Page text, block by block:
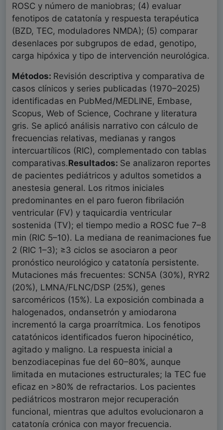
ROSC y número de maniobras; (4) evaluar
fenotipos de catatonía y respuesta terapéutica
(BZD, TEC, moduladores NMDA); (5) comparar
desenlaces por subgrupos de edad, genotipo,
carga hipóxica y tipo de intervención neurológica.
Métodos: Revisión descriptiva y comparativa de
casos clínicos y series publicadas (1970–2025)
identificadas en PubMed/MEDLINE, Embase,
Scopus, Web of Science, Cochrane y literatura
gris. Se aplicó análisis narrativo con cálculo de
frecuencias relativas, medianas y rangos
intercuartílicos (RIC), complementado con tablas
comparativas.Resultados: Se analizaron reportes
de pacientes pediátricos y adultos sometidos a
anestesia general. Los ritmos iniciales
predominantes en el paro fueron fibrilación
ventricular (FV) y taquicardia ventricular
sostenida (TV); el tiempo medio a ROSC fue 7–8
min (RIC 5–10). La mediana de reanimaciones fue
2 (RIC 1–3); ≥3 ciclos se asociaron a peor
pronóstico neurológico y catatonía persistente.
Mutaciones más frecuentes: SCN5A (30%), RYR2
(20%), LMNA/FLNC/DSP (25%), genes
sarcoméricos (15%). La exposición combinada a
halogenados, ondansetrón y amiodarona
incrementó la carga proarrítmica. Los fenotipos
catatónicos identificados fueron hipocinético,
agitado y maligno. La respuesta inicial a
benzodiacepinas fue del 60–80%, aunque
limitada en mutaciones estructurales; la TEC fue
eficaz en >80% de refractarios. Los pacientes
pediátricos mostraron mejor recuperación
funcional, mientras que adultos evolucionaron a
catatonía crónica con mayor frecuencia.